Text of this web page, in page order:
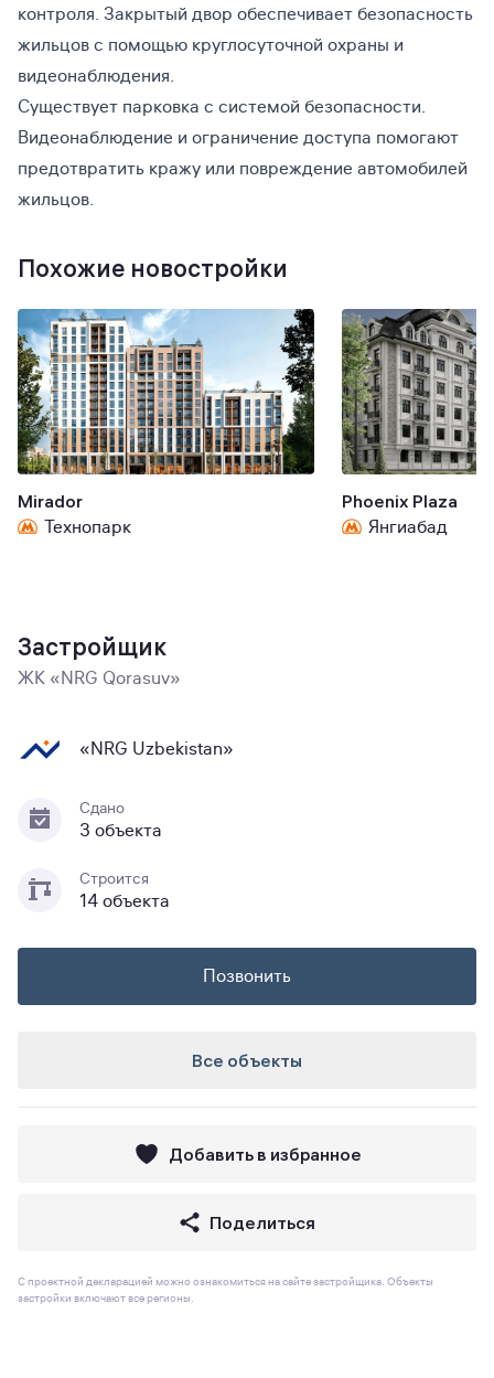
контроля. Закрытый двор обеспечивает безопасность
жильцов с помощью круглосуточной охраны и
видеонаблюдения.
Существует парковка с системой безопасности.
Видеонаблюдение и ограничение доступа помогают
предотвратить кражу или повреждение автомобилей
жильцов.
Похожие новостройки
Mirador
Технопарк
Phoenix Plaza
Янгиабад
Застройщик
ЖК «NRG Qorasuv»
«NRG Uzbekistan»
Сдано
3 объекта
Строится
14 объекта
Позвонить
Все объекты
Добавить в избранное
Поделиться
С проектной декларацией можно ознакомиться на сайте застройщика. Объекты
застройки включают все регионы.